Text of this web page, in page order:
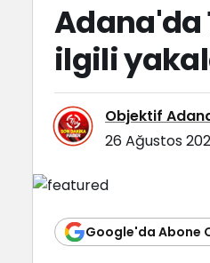
Adana'da
ilgili
Objektif
26 Ağustos
Google'da Abone